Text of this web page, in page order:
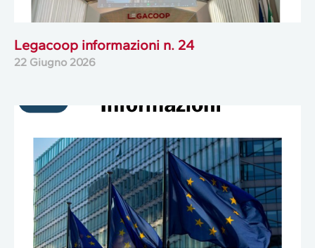
Legacoop informazioni n. 24
22 Giugno 2026